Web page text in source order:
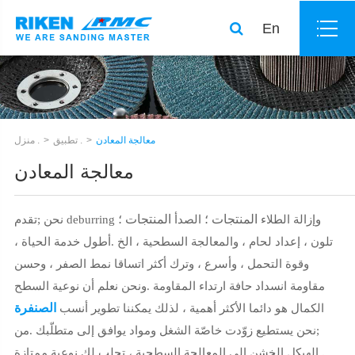
En
منزل . تطبيق . معالجة المعادن
معالجة المعادن
نحن ;تقدم deburring وإزالة الطلاء المنتجات ؛ الصدأ المنتجات ؛
تلون ، إعداد لحام ، والمعالجة السطحية ، الخ .أطول خدمة الحياة ،
وقوة التحمل ، وأسرع ، وترك أكثر اتساقا نمط الصفر ، وحسن
مقاومة انسداد حافة ارتداء المقاومة .ونحن نعلم أن نوعية السطح
الكمال هو دائما الأكثر أهمية ، لذلك يمكننا تطوير أنسب
الصنفرة
;نحن يستطيع زوّدت خاصّة الشغل ومواد يوافق إلى متطلّبك .من